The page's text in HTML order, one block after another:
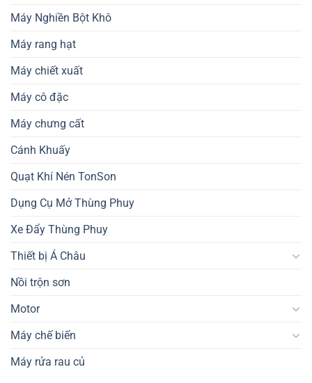
Máy Nghiền Bột Khô
Máy rang hạt
Máy chiết xuất
Máy cô đặc
Máy chưng cất
Cánh Khuấy
Quạt Khí Nén TonSon
Dụng Cụ Mở Thùng Phuy
Xe Đẩy Thùng Phuy
Thiết bị Á Châu
Nồi trộn sơn
Motor
Máy chế biến
Máy rửa rau củ